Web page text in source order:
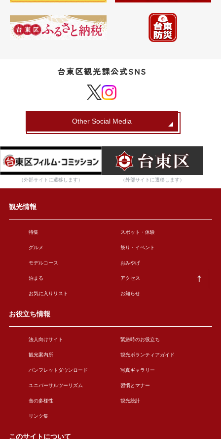
台東区観光課公式SNS
Other Social Media
（外部サイトに遷移します） （外部サイトに遷移します）
観光情報
特集 スポット・体験
グルメ 祭り・イベント
モデルコース おみやげ
泊まる アクセス
お気に入りリスト お知らせ
お役立ち情報
法人向けサイト 緊急時のお役立ち
観光案内所 観光ボランティアガイド
パンフレットダウンロード 写真ギャラリー
ユニバーサルツーリズム 習慣とマナー
食の多様性 観光統計
リンク集
このサイトについて